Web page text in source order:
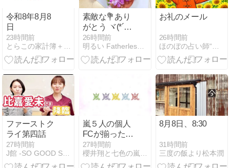
令和8年8月8
日
23時間前
とらこの家計簿＋∞
素敵な💐あり
がとう ヾ(*´∀
｀*)ﾉ
26時間前
明るい Fatherless Family
お礼のメール
26時間前
ファーストク
ライ第四話
27時間前
J館 -SO GOOD SO HAPPY-
嵐５人の個人
FCが揃った
AMNOS
27時間前
櫻井翔と七色の嵐フルな日々
8月8日、8:30
31時間前
三度の飯より松本潤